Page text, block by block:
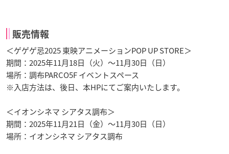
販売情報
＜ゲゲゲ忌2025 東映アニメーションPOP UP STORE＞
期間：2025年11月18日（火）～11月30日（日）
場所：調布PARCO5F イベントスペース
※入店方法は、後日、本HPにてご案内いたします。
＜イオンシネマ シアタス調布＞
期間：2025年11月21日（金）～11月30日（日）
場所：イオンシネマ シアタス調布